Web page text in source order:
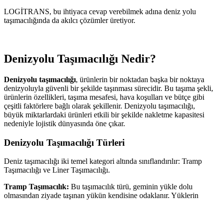
LOGİTRANS, bu ihtiyaca cevap verebilmek adına deniz yolu
taşımacılığında da akılcı çözümler üretiyor.
Denizyolu Taşımacılığı Nedir?
Denizyolu taşımacılığı, ürünlerin bir noktadan başka bir noktaya
denizyoluyla güvenli bir şekilde taşınması sürecidir. Bu taşıma şekli,
ürünlerin özellikleri, taşıma mesafesi, hava koşulları ve bütçe gibi
çeşitli faktörlere bağlı olarak şekillenir. Denizyolu taşımacılığı,
büyük miktarlardaki ürünleri etkili bir şekilde nakletme kapasitesi
nedeniyle lojistik dünyasında öne çıkar.
Denizyolu Taşımacılığı Türleri
Deniz taşımacılığı iki temel kategori altında sınıflandırılır: Tramp
Taşımacılığı ve Liner Taşımacılığı.
Tramp Taşımacılık: Bu taşımacılık türü, geminin yükle dolu
olmasından ziyade taşınan yükün kendisine odaklanır. Yüklerin